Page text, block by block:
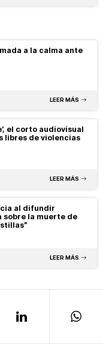
a la calma ante
LEER MÁS
el corto audiovisual
libres de violencias
LEER MÁS
al difundir
la muerte de
LEER MÁS